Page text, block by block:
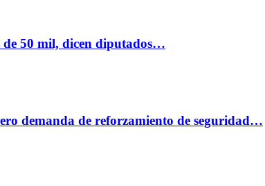
de 50 mil, dicen diputados…
demanda de reforzamiento de seguridad…